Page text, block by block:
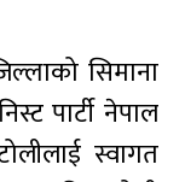
सिमाना
पार्टी नेपाल
स्वागत